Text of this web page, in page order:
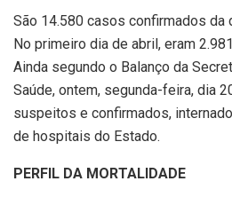
São 14.580 casos confirmados da
No primeiro dia de abril, eram
Ainda segundo o Balanço da
Saúde, ontem, segunda-feira, dia
suspeitos e confirmados,
de hospitais do Estado.
PERFIL DA MORTALIDADE